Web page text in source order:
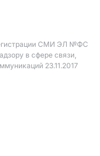
СМИ ЭЛ №ФС
в сфере связи,
23.11.2017